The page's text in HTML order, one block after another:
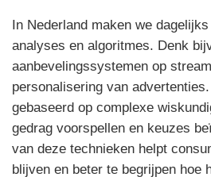
In Nederland maken we
analyses en algoritmes. Denk
aanbevelingssystemen op
personalisering van
gebaseerd op complexe
gedrag voorspellen en keuzes
van deze technieken helpt
blijven en beter te begrijpen hoe